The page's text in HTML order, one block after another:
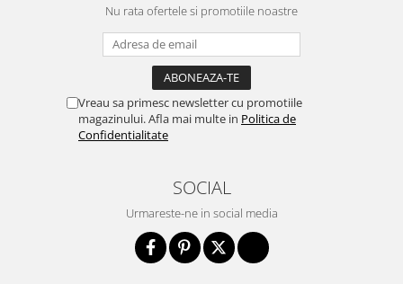
Nu rata ofertele si promotiile noastre
Vreau sa primesc newsletter cu promotiile
magazinului. Afla mai multe in Politica de
Confidentialitate
SOCIAL
Urmareste-ne in social media